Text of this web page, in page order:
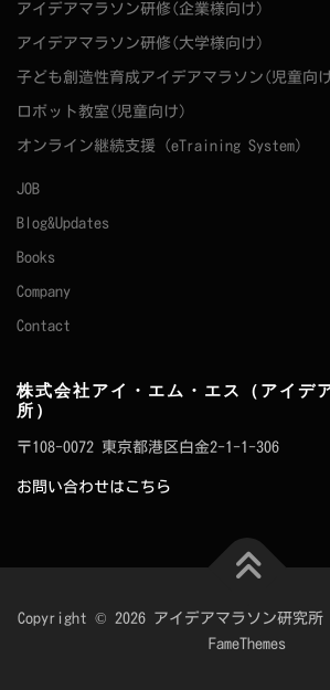
アイデアマラソン研修(企業様向け)
アイデアマラソン研修(大学様向け)
子ども創造性育成アイデアマラソン(児童向
ロボット教室(児童向け)
オンライン継続支援（eTraining System）
JOB
Blog&Updates
Books
Company
Contact
株式会社アイ・エム・エス（アイデ
所）
〒108-0072 東京都港区白金2-1-1-306
お問い合わせはこちら
Copyright © 2026 アイデアマラソン研究所
FameThemes